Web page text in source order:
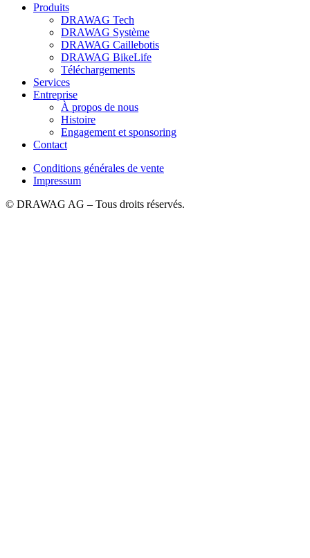
Produits
DRAWAG Tech
DRAWAG Système
DRAWAG Caillebotis
DRAWAG BikeLife
Téléchargements
Services
Entreprise
À propos de nous
Histoire
Engagement et sponsoring
Contact
Conditions générales de vente
Impressum
© DRAWAG AG – Tous droits réservés.